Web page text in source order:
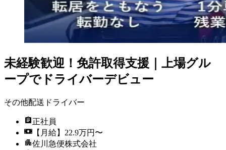
未経験歓迎！免許取得支援｜上場グル
ープでドライバーデビュー
その他配送ドライバー
正社員
【月給】22.9万円〜
佐川急便株式会社